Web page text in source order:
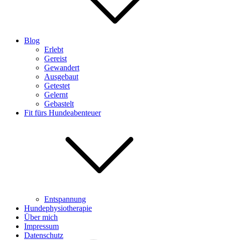
Blog
Erlebt
Gereist
Gewandert
Ausgebaut
Getestet
Gelernt
Gebastelt
Fit fürs Hundeabenteuer
Entspannung
Hundephysiotherapie
Über mich
Impressum
Datenschutz